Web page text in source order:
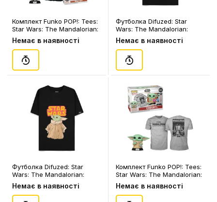
Комплект Funko POP!: Tees:
Star Wars: The Mandalorian:
Boba Fett (M), (63389)
Немає в наявності
Футболка Difuzed: Star
Wars: The Mandalorian:
Grogu (S), (360219)
Немає в наявності
Футболка Difuzed: Star
Wars: The Mandalorian:
Grogu (M), (360271)
Немає в наявності
Комплект Funko POP!: Tees:
Star Wars: The Mandalorian:
Grogu w/ Cookie (S)
(Flocked) (Special Edition),
(63621)
Немає в наявності